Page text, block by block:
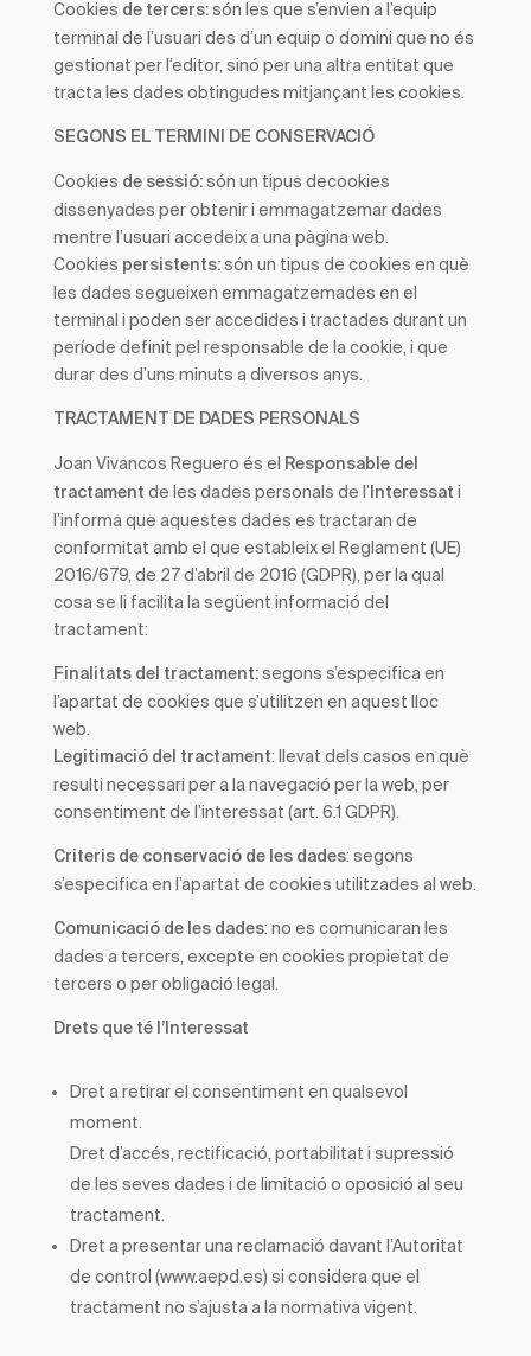
Cookies de tercers: són les que s’envien a l’equip
terminal de l’usuari des d’un equip o domini que no és
gestionat per l’editor, sinó per una altra entitat que
tracta les dades obtingudes mitjançant les cookies.
SEGONS EL TERMINI DE CONSERVACIÓ
Cookies de sessió: són un tipus decookies
dissenyades per obtenir i emmagatzemar dades
mentre l’usuari accedeix a una pàgina web.
Cookies persistents: són un tipus de cookies en què
les dades segueixen emmagatzemades en el
terminal i poden ser accedides i tractades durant un
període definit pel responsable de la cookie, i que
durar des d’uns minuts a diversos anys.
TRACTAMENT DE DADES PERSONALS
Joan Vivancos Reguero és el
Responsable del
tractament de les dades personals de l’ Interessat i
l’informa que aquestes dades es tractaran de
conformitat amb el que estableix el Reglament (UE)
2016/679, de 27 d’abril de 2016 (GDPR), per la qual
cosa se li facilita la següent informació del
tractament:
Finalitats del tractament: segons s’especifica en
l’apartat de cookies que s’utilitzen en aquest lloc
web.
Legitimació del tractament: llevat dels casos en què
resulti necessari per a la navegació per la web, per
consentiment de l’interessat (art. 6.1 GDPR).
Criteris de conservació de les dades: segons
s’especifica en l’apartat de cookies utilitzades al web.
Comunicació de les dades: no es comunicaran les
dades a tercers, excepte en cookies propietat de
tercers o per obligació legal.
Drets que té l’Interessat
Dret a retirar el consentiment en qualsevol
moment.
Dret d’accés, rectificació, portabilitat i supressió
de les seves dades i de limitació o oposició al seu
tractament.
Dret a presentar una reclamació davant l’Autoritat
de control (www.aepd.es) si considera que el
tractament no s’ajusta a la normativa vigent.